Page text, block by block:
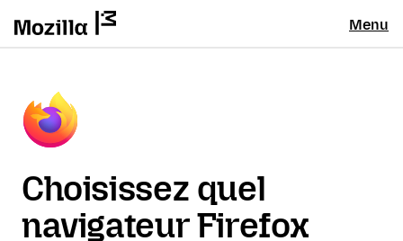
Menu
Choisissez quel
navigateur Firefox